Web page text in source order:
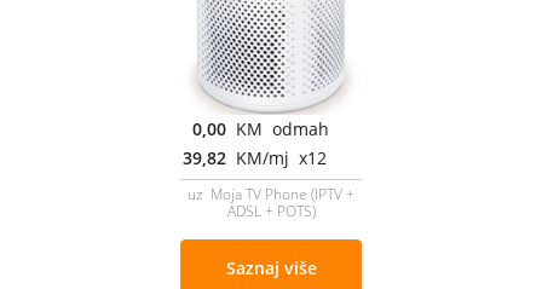
0,00 KM odmah
39,82 KM/mj x12
uz Moja TV Phone (IPTV +
ADSL + POTS)
Saznaj više